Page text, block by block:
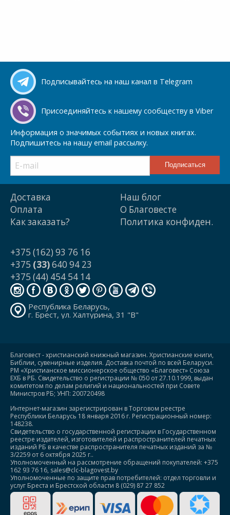
Подписывайтесь на наш канал в Telegram
Присоединяйтесь к нашему сообществу в Viber
Информация о значимых событиях и новых книгах.
Подпишитесь на нашу email рассылку.
Доставка
Оплата
Как заказать?
Наш блог
О Благовесте
Политика конфиден.
+375 (162) 93 76 16
+375 (33)640 94 23
+375 (44) 454 54 14
Республика Беларусь,
г. Брест, ул. Халтурина, 31 "В"
Благовест - христианский книжный магазин. Христианские книги,
Библии, сувенирные изделия. Доставка почтой по всей Беларуси.
РМ «Христианское миссионерское общество «Благовест» Союза
ЕХБ в РБ. Свидетельство о регистрации № 050 от 27.10.1999, выдан
комитетом по делам религий и национальностей при Совете
Министров РБ; УНП: 200720498
Интернет-магазин зарегистрирован в Торговом реестре
Республики Беларусь 18 января 2016 г. Регистрационный номер:
148238.
Свидетельство о государственной регистрации в Государственном
реестре издателей, изготовителей и распространителей печатных
изданий РБ в качестве распространителя печатных изданий за №
3/2259 от 6 октября 2025 г..
Уполномоченный на рассмотрение обращений покупателей: +375
162 93 76 16, sales@clc-blagovest.by
Уполномоченные по защите прав потребителей: отдел торговли и
услуг Бреста и Брестской области 8 (029) 87 27 852